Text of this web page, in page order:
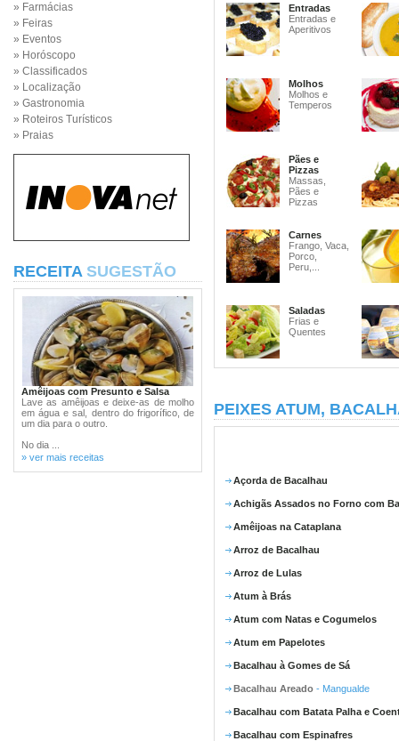
» Farmácias
» Feiras
» Eventos
» Horóscopo
» Classificados
» Localização
» Gastronomia
» Roteiros Turísticos
» Praias
RECEITA SUGESTÃO
Amêijoas com Presunto e Salsa
Lave as amêijoas e deixe-as de molho
em água e sal, dentro do frigorífico, de
um dia para o outro.
No dia ...
» ver mais receitas
Entradas
Entradas e
Aperitivos
Molhos
Molhos e
Temperos
Pães e
Pizzas
Massas,
Pães e
Pizzas
Carnes
Frango, Vaca,
Porco,
Peru,...
Saladas
Frias e
Quentes
PEIXES ATUM,
Açorda de Bacalhau
Achigãs Assados no Forno com
Amêijoas na Cataplana
Arroz de Bacalhau
Arroz de Lulas
Atum à Brás
Atum com Natas e Cogumelos
Atum em Papelotes
Bacalhau à Gomes de Sá
Bacalhau Areado - Mangualde
Bacalhau com Batata Palha e
Bacalhau com Espinafres